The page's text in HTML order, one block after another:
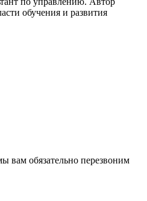
обучения и развития
вам обязательно перезвоним